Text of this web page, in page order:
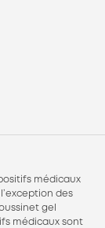
médicaux
l’exception des
gel
médicaux sont